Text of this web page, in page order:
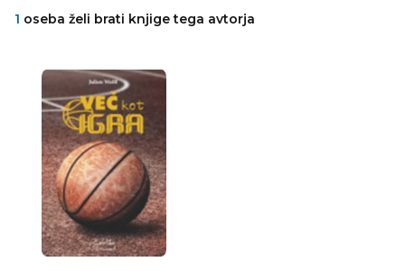
1 oseba želi brati knjige tega avtorja